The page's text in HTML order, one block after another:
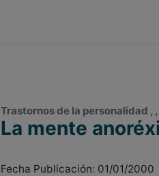
Trastornos de la personalidad ,
La mente
Fecha Publicación: 01/01/2000